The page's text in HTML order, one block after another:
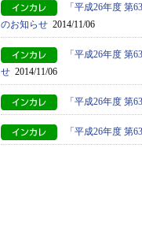
「平成26年度 第
のお知らせ 2014/11/06
「平成26年度
せ 2014/11/06
「平成26年度 第
「平成26年度 第